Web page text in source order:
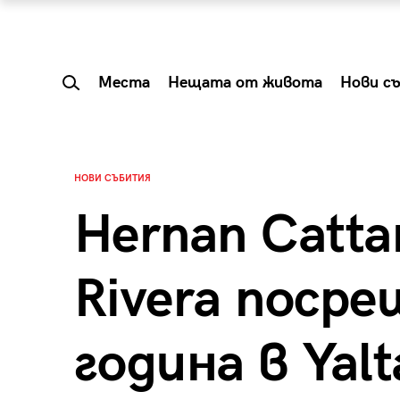
Места Нещата от живота Нови
НОВИ СЪБИТИЯ
Hernan
Rivera
година вSummer Prelude: как